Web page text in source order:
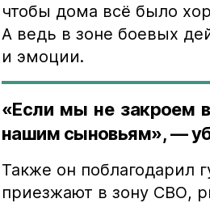
чтобы дома всё было
А ведь в зоне боевых
и эмоции.
«Если мы не закроем
нашим сыновьям», —
Также он поблагодарил
приезжают в зону СВО,